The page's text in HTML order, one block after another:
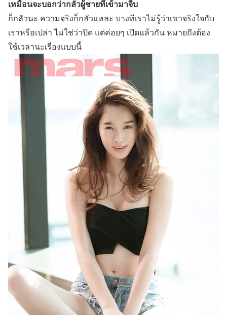
เหมือนจะบอกว่ากลัวผู้ชายที่เข้ามาจีบ
ก็กลัวนะ ความจริงก็กลัวแหละ บางทีเราไม่รู้ว่าเขาจริงใจกับ
เราหรือเปล่า ไม่ใช่ว่าปิด แต่ค่อยๆ เปิดแล้วกัน หมายถึงต้อง
ใช้เวลานะเรื่องแบบนี้